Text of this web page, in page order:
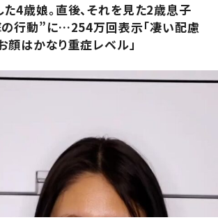
4歳娘。直後、それを見た2歳息子
行動”に…254万回表示「凄い配慮
お顔はかなり重症レベル」